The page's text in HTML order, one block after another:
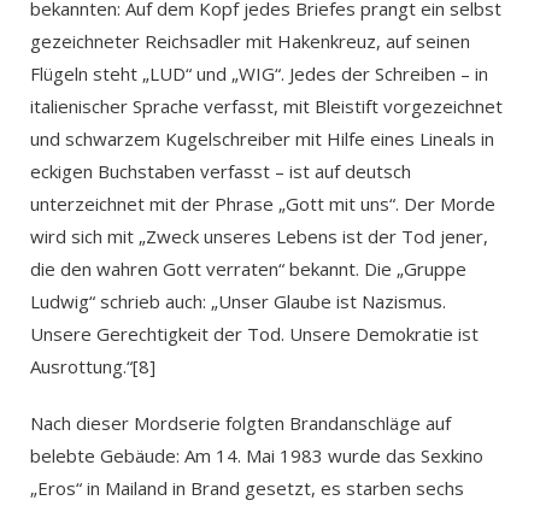
bekannten: Auf dem Kopf jedes Briefes prangt ein selbst
gezeichneter Reichsadler mit Hakenkreuz, auf seinen
Flügeln steht „LUD“ und „WIG“. Jedes der Schreiben – in
italienischer Sprache verfasst, mit Bleistift vorgezeichnet
und schwarzem Kugelschreiber mit Hilfe eines Lineals in
eckigen Buchstaben verfasst – ist auf deutsch
unterzeichnet mit der Phrase „Gott mit uns“. Der Morde
wird sich mit „Zweck unseres Lebens ist der Tod jener,
die den wahren Gott verraten“ bekannt. Die „Gruppe
Ludwig“ schrieb auch: „Unser Glaube ist Nazismus.
Unsere Gerechtigkeit der Tod. Unsere Demokratie ist
Ausrottung.“[8]
Nach dieser Mordserie folgten Brandanschläge auf
belebte Gebäude: Am 14. Mai 1983 wurde das Sexkino
„Eros“ in Mailand in Brand gesetzt, es starben sechs